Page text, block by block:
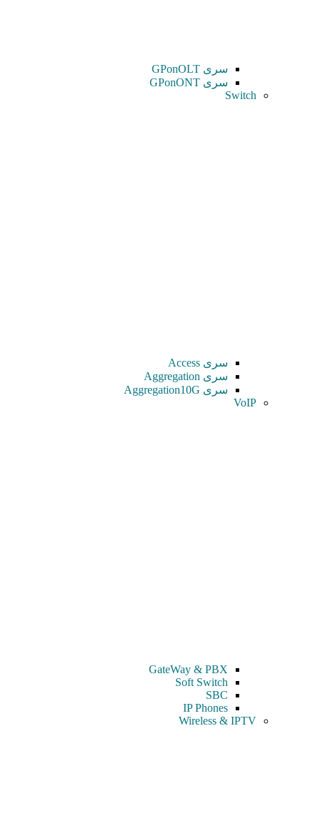
سری GPonOLT
سری GPonONT
Switch
سری Access
سری Aggregation
سری Aggregation10G
VoIP
GateWay & PBX
Soft Switch
SBC
IP Phones
Wireless & IPTV